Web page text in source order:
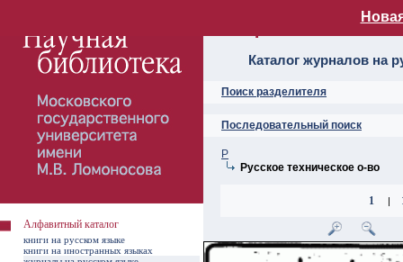
Алфавитный
Каталог журналов на
Поиск разделителя
Последовательный поиск
Р
Русское техническое о-во
1 |
Алфавитный каталог
книги на русском языке
книги на иностранных языках